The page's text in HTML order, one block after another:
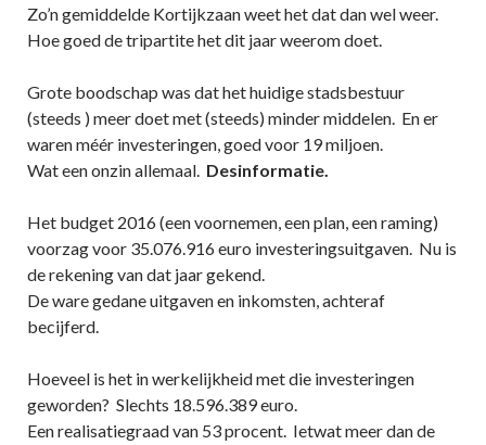
Zo’n gemiddelde Kortijkzaan weet het dat dan wel weer.
Hoe goed de tripartite het dit jaar weerom doet.
Grote boodschap was dat het huidige stadsbestuur
(steeds ) meer doet met (steeds) minder middelen. En er
waren méér investeringen, goed voor 19 miljoen.
Wat een onzin allemaal. Desinformatie.
Het budget 2016 (een voornemen, een plan, een raming)
voorzag voor 35.076.916 euro investeringsuitgaven. Nu is
de rekening van dat jaar gekend.
De ware gedane uitgaven en inkomsten, achteraf
becijferd.
Hoeveel is het in werkelijkheid met die investeringen
geworden? Slechts 18.596.389 euro.
Een realisatiegraad van 53 procent. Ietwat meer dan de